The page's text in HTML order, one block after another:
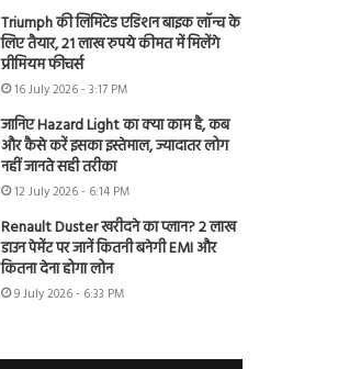
Triumph की लिमिटेड एडिशन बाइक लॉन्च के
लिए तैयार, 21 लाख रुपये कीमत में मिलेंगे
प्रीमियम फीचर्स
16 July 2026 - 3:17 PM
जानिए Hazard Light का क्या काम है, कब
और कैसे करें इसका इस्तेमाल, ज्यादातर लोग
नहीं जानते सही तरीका
12 July 2026 - 6:14 PM
Renault Duster खरीदने का प्लान? 2 लाख
डाउन पेमेंट पर जानें कितनी बनेगी EMI और
कितना देना होगा लोन
9 July 2026 - 6:33 PM